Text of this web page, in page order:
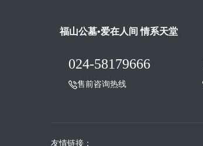
福山公墓•爱在人间 情系天堂
024-58179666
售前咨询热线
友情链接：